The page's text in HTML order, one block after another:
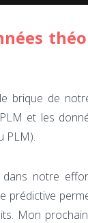
brique de
et les
PLM).
notre
Mon